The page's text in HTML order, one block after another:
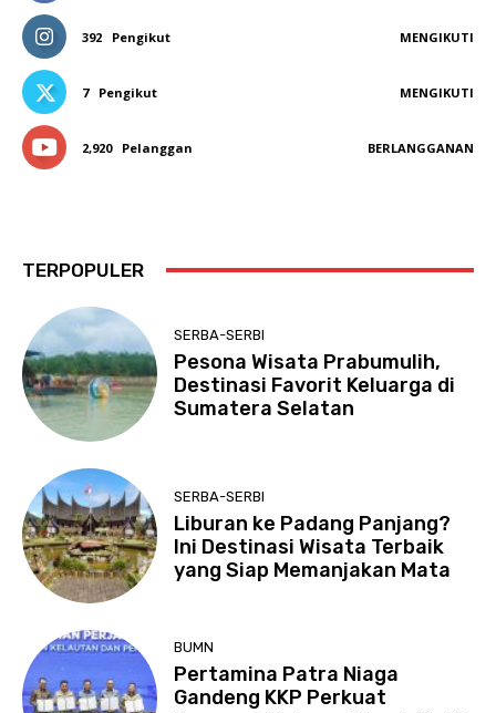
392 Pengikut MENGIKUTI
7 Pengikut MENGIKUTI
2,920 Pelanggan BERLANGGANAN
TERPOPULER
SERBA-SERBI
Pesona Wisata Prabumulih,
Destinasi Favorit Keluarga di
Sumatera Selatan
SERBA-SERBI
Liburan ke Padang Panjang?
Ini Destinasi Wisata Terbaik
yang Siap Memanjakan Mata
BUMN
Pertamina Patra Niaga
Gandeng KKP Perkuat